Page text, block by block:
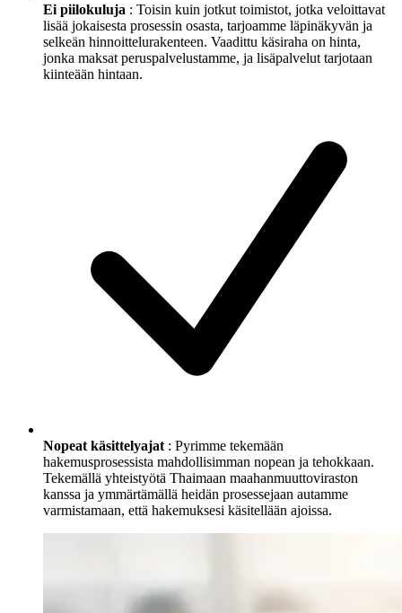
Ei piilokuluja : Toisin kuin jotkut toimistot, jotka veloittavat
lisää jokaisesta prosessin osasta, tarjoamme läpinäkyvän ja
selkeän hinnoittelurakenteen. Vaadittu käsiraha on hinta,
jonka maksat peruspalvelustamme, ja lisäpalvelut tarjotaan
kiinteään hintaan.
Nopeat käsittelyajat : Pyrimme tekemään
hakemusprosessista mahdollisimman nopean ja tehokkaan.
Tekemällä yhteistyötä Thaimaan maahanmuuttoviraston
kanssa ja ymmärtämällä heidän prosessejaan autamme
varmistamaan, että hakemuksesi käsitellään ajoissa.